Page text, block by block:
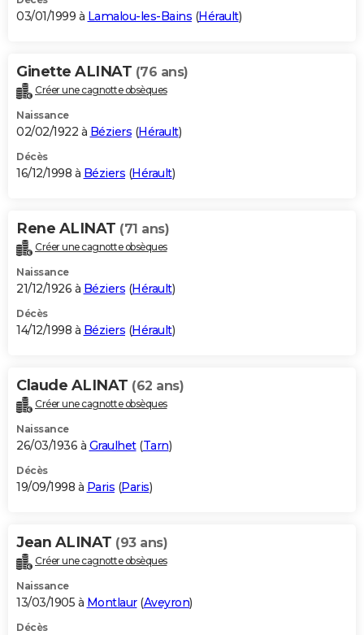
03/01/1999 à Lamalou-les-Bains (Hérault)
Ginette ALINAT (76 ans)
Créer une cagnotte obsèques
Naissance
02/02/1922 à Béziers (Hérault)
Décès
16/12/1998 à Béziers (Hérault)
Rene ALINAT (71 ans)
Créer une cagnotte obsèques
Naissance
21/12/1926 à Béziers (Hérault)
Décès
14/12/1998 à Béziers (Hérault)
Claude ALINAT (62 ans)
Créer une cagnotte obsèques
Naissance
26/03/1936 à Graulhet(Tarn)
Décès
19/09/1998 à Paris (Paris)
Jean ALINAT (93 ans)
Créer une cagnotte obsèques
Naissance
13/03/1905 à Montlaur(Aveyron)
Décès